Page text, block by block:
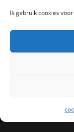
Ik gebruik cookies